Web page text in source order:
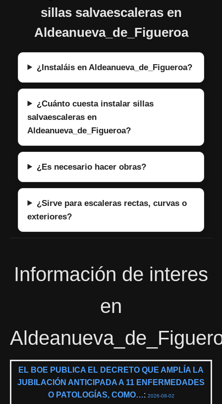
sillas salvaescaleras en
Aldeanueva_de_Figueroa
¿Instaláis en Aldeanueva_de_Figueroa?
¿Cuánto cuesta instalar sillas
salvaescaleras en
Aldeanueva_de_Figueroa?
¿Es necesario hacer obras?
¿Sirve para escaleras rectas, curvas o
exteriores?
Información de interes
en
EL BOE PUBLICA EL DECRETO QUE AMPLÍA LA
JUBILACIÓN ANTICIPADA A 11 ENFERMEDADES
O PATOLOGÍAS, COMO…: 2026-08-02